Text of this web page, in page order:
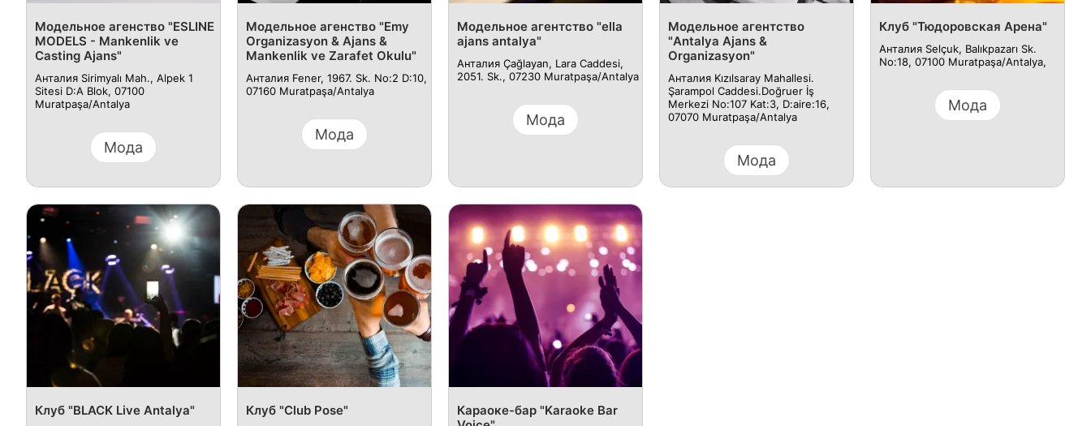
Модельное агенство "ESLINE
MODELS - Mankenlik ve
Casting Ajans"
Анталия Sirimyalı Mah., Alpek 1
Sitesi D:A Blok, 07100
Muratpaşa/Antalya
Мода
Модельное агенство "Emy
Organizasyon & Ajans &
Mankenlik ve Zarafet Okulu"
Анталия Fener, 1967. Sk. No:2 D:10,
07160 Muratpaşa/Antalya
Мода
Модельное агентство "ella
ajans antalya"
Анталия Çağlayan, Lara Caddesi,
2051. Sk., 07230 Muratpaşa/Antalya
Мода
Модельное агентство
"Antalya Ajans &
Organizasyon"
Анталия Kızılsaray Mahallesi.
Şarampol Caddesi.Doğruer İş
Merkezi No:107 Kat:3, D:aire:16,
07070 Muratpaşa/Antalya
Мода
Клуб "Тюдоровская Арена"
Анталия Selçuk, Balıkpazarı Sk.
No:18, 07100 Muratpaşa/Antalya,
Мода
Клуб "BLACK Live Antalya" Клуб "Club Pose"
Караоке-бар "Karaoke Bar